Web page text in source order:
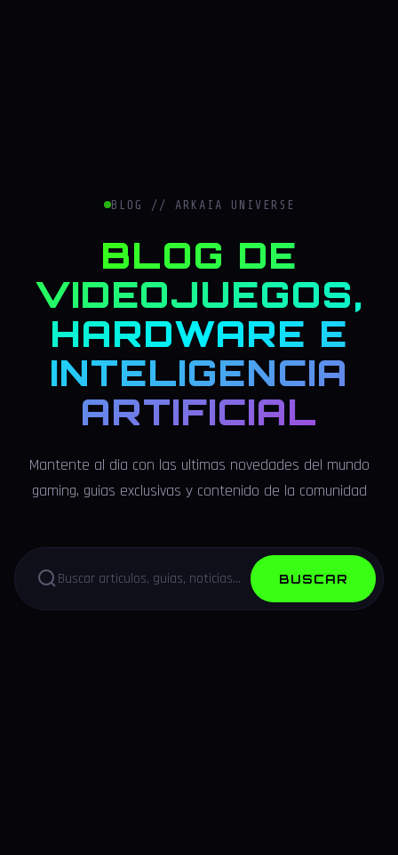
BLOG // ARKAIA UNIVERSE
BLOG DE
VIDEOJUEGOS,
HARDWARE E
INTELIGENCIA
ARTIFICIAL
Mantente al dia con las ultimas novedades del mundo
gaming, guias exclusivas y contenido de la comunidad
BUSCAR